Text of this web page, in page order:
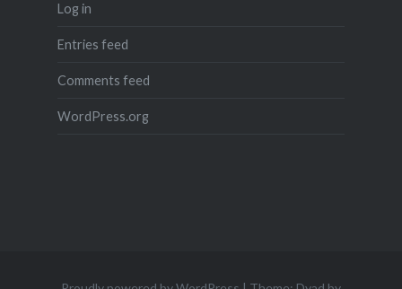
Log in
Entries feed
Comments feed
WordPress.org